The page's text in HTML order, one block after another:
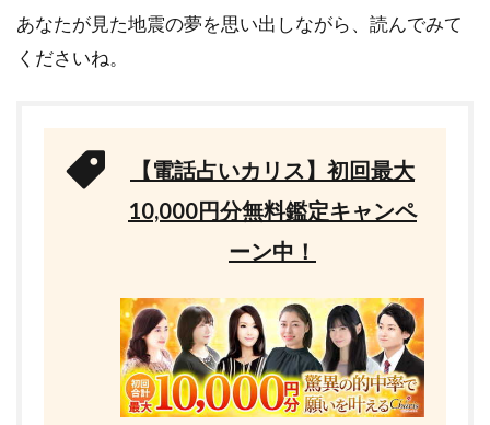
あなたが見た地震の夢を思い出しながら、読んでみて
くださいね。
【電話占いカリス】初回最大
10,000円分無料鑑定キャンペ
ーン中！